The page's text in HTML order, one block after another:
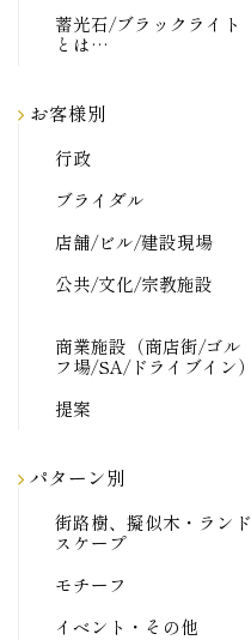
蓄光石/ブラックライト
とは…
お客様別
行政
ブライダル
店舗/ビル/建設現場
公共/文化/宗教施設
商業施設（商店街/ゴル
フ場/SA/ドライブイン）
提案
パターン別
街路樹、擬似木・ランド
スケープ
モチーフ
イベント・その他